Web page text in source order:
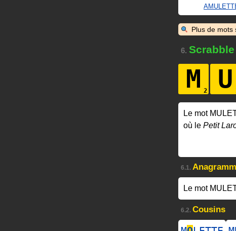
Plus de mots
6. Scrabble
M U
Le mot
où le Petit
6.1.
Le mot
6.2. Cousins